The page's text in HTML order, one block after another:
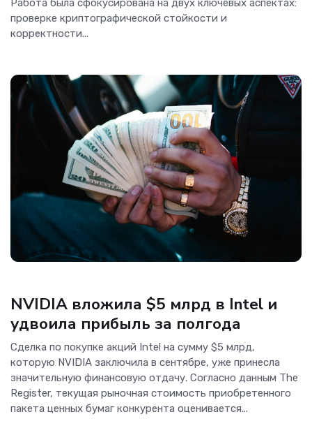
Работа была сфокусирована на двух ключевых аспектах:
проверке криптографической стойкости и
корректности...
NVIDIA вложила $5 млрд в Intel и
удвоила прибыль за полгода
Сделка по покупке акций Intel на сумму $5 млрд,
которую NVIDIA заключила в сентябре, уже принесла
значительную финансовую отдачу. Согласно данным The
Register, текущая рыночная стоимость приобретенного
пакета ценных бумаг конкурента оценивается...